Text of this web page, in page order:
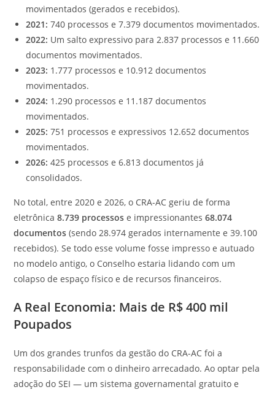
movimentados (gerados e recebidos).
2021: 740 processos e 7.379 documentos movimentados.
2022: Um salto expressivo para 2.837 processos e 11.660
documentos movimentados.
2023: 1.777 processos e 10.912 documentos
movimentados.
2024: 1.290 processos e 11.187 documentos
movimentados.
2025: 751 processos e expressivos 12.652 documentos
movimentados.
2026: 425 processos e 6.813 documentos já
consolidados.
No total, entre 2020 e 2026, o CRA-AC geriu de forma
eletrônica8.739 processos e impressionantes68.074
documentos (sendo 28.974 gerados internamente e 39.100
recebidos). Se todo esse volume fosse impresso e autuado
no modelo antigo, o Conselho estaria lidando com um
colapso de espaço físico e de recursos financeiros.
A Real Economia: Mais de R$ 400 mil
Poupados
Um dos grandes trunfos da gestão do CRA-AC foi a
responsabilidade com o dinheiro arrecadado. Ao optar pela
adoção do SEI — um sistema governamental gratuito e